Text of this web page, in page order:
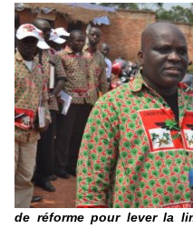
de réforme pour lever la